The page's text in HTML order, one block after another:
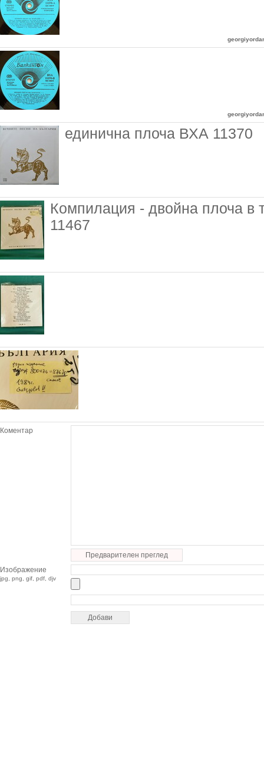
единична плоча ВХА 11370
Компилация - двойна плоча в
11467
Коментар
Предварителен преглед
Изображение
jpg, png, gif, pdf, djv